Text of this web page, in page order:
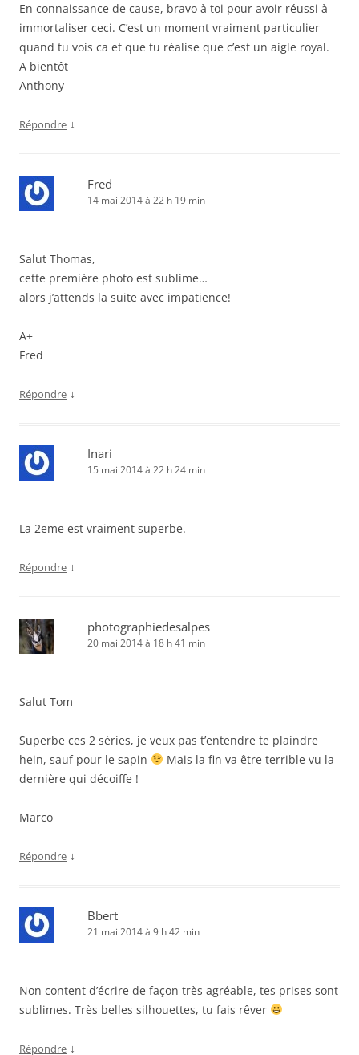
En connaissance de cause, bravo à toi pour avoir réussi à
immortaliser ceci. C’est un moment vraiment particulier
quand tu vois ca et que tu réalise que c’est un aigle royal.
A bientôt
Anthony
Répondre ↓
Fred
14 mai 2014 à 22 h 19 min
Salut Thomas,
cette première photo est sublime…
alors j’attends la suite avec impatience!
A+
Fred
Répondre ↓
Inari
15 mai 2014 à 22 h 24 min
La 2eme est vraiment superbe.
Répondre ↓
photographiedesalpes
20 mai 2014 à 18 h 41 min
Salut Tom
Superbe ces 2 séries, je veux pas t’entendre te plaindre
hein, sauf pour le sapin
Mais la fin va être terrible vu la
dernière qui décoiffe !
Marco
Répondre ↓
Bbert
21 mai 2014 à 9 h 42 min
Non content d’écrire de façon très agréable, tes prises sont
sublimes. Très belles silhouettes, tu fais rêver
Répondre ↓